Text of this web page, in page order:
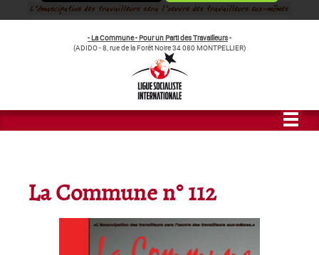
- La Commune - Pour un Parti des Travailleurs-
(ADIDO - 8, rue de la Forêt Noire 34 080 MONTPELLIER)
La Commune n° 112